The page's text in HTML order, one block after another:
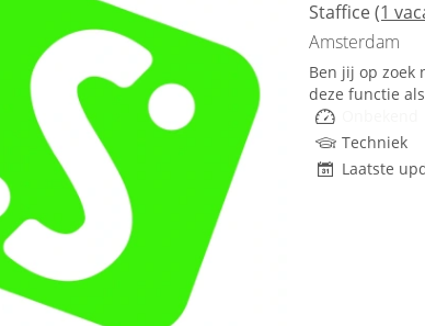
Staffice(1
Amsterdam
Ben jij op zoek
deze functie
Techniek
Laatste